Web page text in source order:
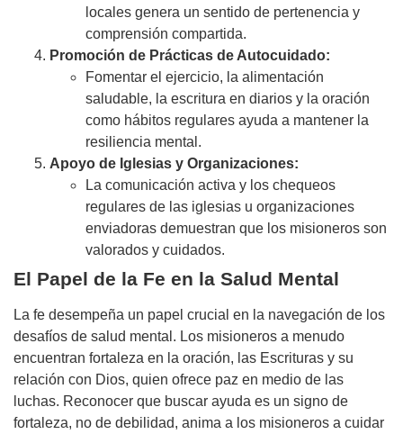
locales genera un sentido de pertenencia y
comprensión compartida.
Promoción de Prácticas de Autocuidado:
Fomentar el ejercicio, la alimentación
saludable, la escritura en diarios y la oración
como hábitos regulares ayuda a mantener la
resiliencia mental.
Apoyo de Iglesias y Organizaciones:
La comunicación activa y los chequeos
regulares de las iglesias u organizaciones
enviadoras demuestran que los misioneros son
valorados y cuidados.
El Papel de la Fe en la Salud Mental
La fe desempeña un papel crucial en la navegación de los
desafíos de salud mental. Los misioneros a menudo
encuentran fortaleza en la oración, las Escrituras y su
relación con Dios, quien ofrece paz en medio de las
luchas. Reconocer que buscar ayuda es un signo de
fortaleza, no de debilidad, anima a los misioneros a cuidar